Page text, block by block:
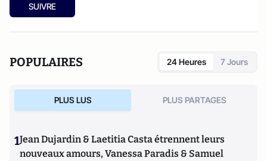
SUIVRE
POPULAIRES 24 Heures 7 Jours
PLUS LUS PLUS PARTAGES
1Jean Dujardin & Laetitia Casta étrennent leurs
nouveaux amours, Vanessa Paradis & Samuel